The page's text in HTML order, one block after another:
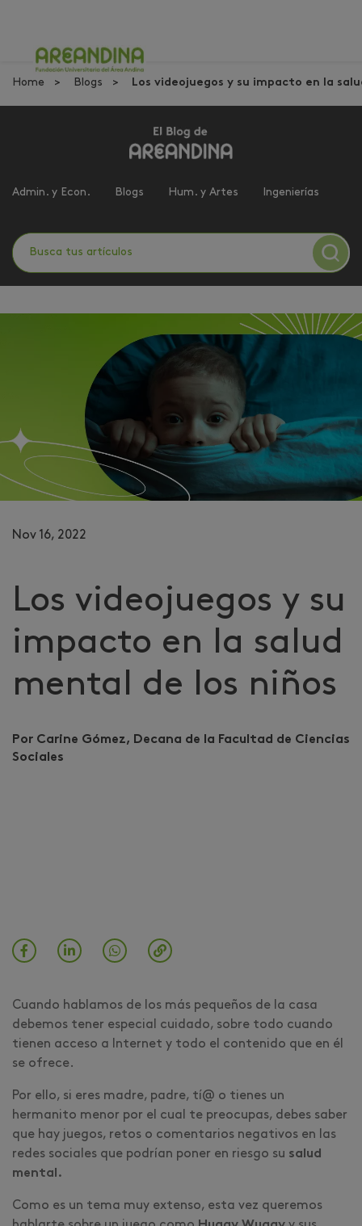
Home Blogs Los videojuegos y su impacto en la
Admin. y Econ. Blogs Hum. y Artes Ingenierías
Nov 16, 2022
Los videojuegos y su
impacto en la salud
mental de los niños
Por Carine Gómez, Decana de la Facultad de Ciencias
Sociales
Cuando hablamos de los más pequeños de la casa
debemos tener especial cuidado, sobre todo cuando
tienen acceso a Internet y todo el contenido que en él
se ofrece.
Por ello, si eres madre, padre, tí@ o tienes un
hermanito menor por el cual te preocupas, debes saber
que hay juegos, retos o comentarios negativos en las
redes sociales que podrían poner en riesgo su salud
mental.
Como es un tema muy extenso, esta vez queremos